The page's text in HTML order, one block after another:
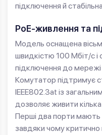
підключення й
PoE-живлення та
Модель оснащена
швидкістю 100 Мбіт/с
підключення до
Комутатор підтримує
IEEE802.3at із
дозволяє живити
Перші два порти мають
завдяки чому